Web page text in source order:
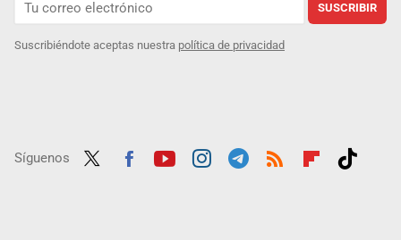
SUSCRIBIR
Suscribiéndote aceptas nuestra política de privacidad
Síguenos